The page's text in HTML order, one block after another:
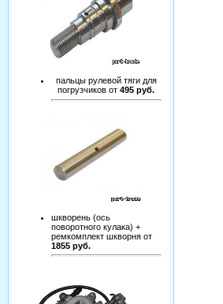
пальцы рулевой тяги для
погрузчиков от495 руб.
шкворень (ось
поворотного кулака) +
ремкомплект шкворня от
1855 руб.